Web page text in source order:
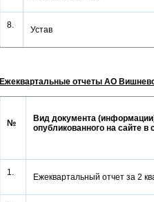
8. Устав
Ежеквартальные отчеты АО
№
Вид документа
опубликованного на сайте в
1. Ежеквартальный отчет за 2